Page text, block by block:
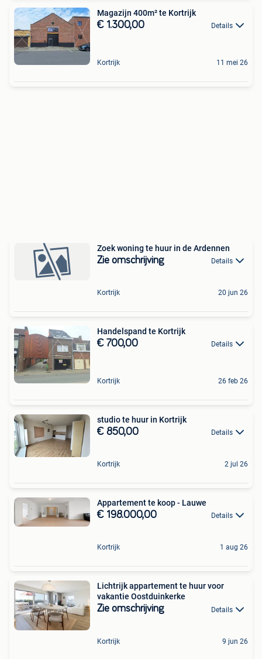
Magazijn 400m² te Kortrijk
€ 1.300,00 Details
Kortrijk 11 mei 26
Zoek woning te huur in de Ardennen
Zie omschrijving Details
Kortrijk 20 jun 26
Handelspand te Kortrijk
€ 700,00 Details
Kortrijk 26 feb 26
studio te huur in Kortrijk
€ 850,00 Details
Kortrijk 2 jul 26
Appartement te koop - Lauwe
€ 198.000,00 Details
Kortrijk 1 aug 26
Lichtrijk appartement te huur voor
vakantie Oostduinkerke
Zie omschrijving Details
Kortrijk 9 jun 26